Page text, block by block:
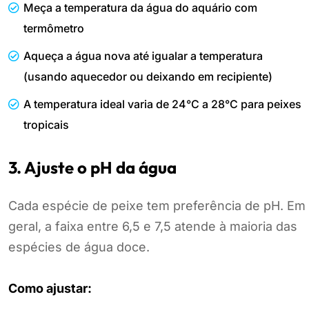
Meça a temperatura da água do aquário com
termômetro
Aqueça a água nova até igualar a temperatura
(usando aquecedor ou deixando em recipiente)
A temperatura ideal varia de 24°C a 28°C para peixes
tropicais
3. Ajuste o pH da água
Cada espécie de peixe tem preferência de pH. Em
geral, a faixa entre 6,5 e 7,5 atende à maioria das
espécies de água doce.
Como ajustar: